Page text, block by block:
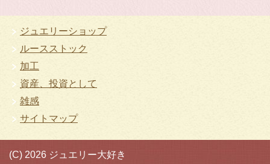
ジュエリーショップ
ルースストック
加工
資産、投資として
雑感
サイトマップ
(C) 2026 ジュエリー大好き